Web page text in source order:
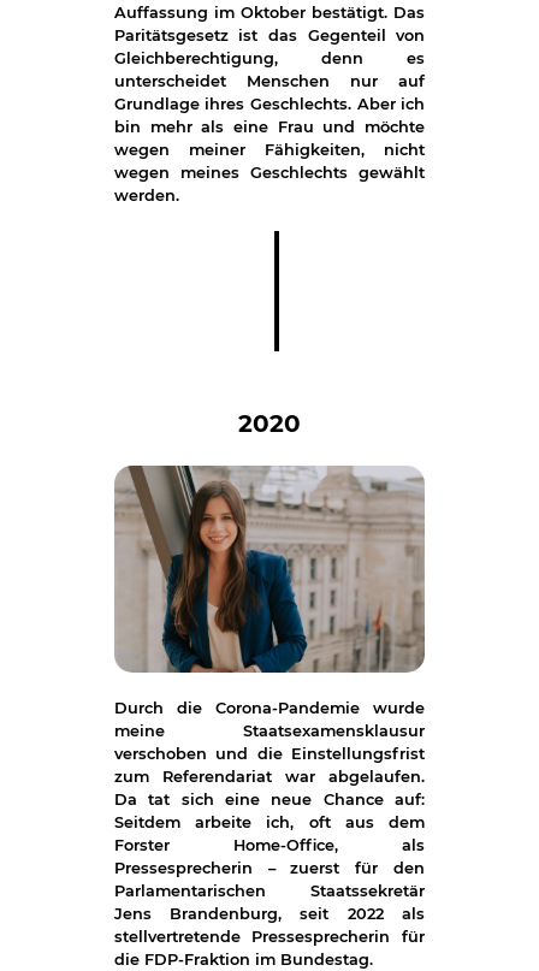
Auffassung im Oktober bestätigt. Das
Paritätsgesetz ist das Gegenteil von
Gleichberechtigung, denn es
unterscheidet Menschen nur auf
Grundlage ihres Geschlechts. Aber ich
bin mehr als eine Frau und möchte
wegen meiner Fähigkeiten, nicht
wegen meines Geschlechts gewählt
werden.
2020
Durch die Corona-Pandemie wurde
meine Staatsexamensklausur
verschoben und die Einstellungsfrist
zum Referendariat war abgelaufen.
Da tat sich eine neue Chance auf:
Seitdem arbeite ich, oft aus dem
Forster Home-Office, als
Pressesprecherin – zuerst für den
Parlamentarischen Staatssekretär
Jens Brandenburg, seit 2022 als
stellvertretende Pressesprecherin für
die FDP-Fraktion im Bundestag.